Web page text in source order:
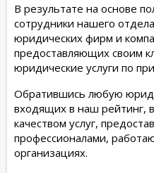
В результате на основе
сотрудники нашего
юридических фирм и
предоставляющих своим
юридические услуги по
Обратившись любую
входящих в наш рейтинг,
качеством услуг,
профессионалами,
организациях.